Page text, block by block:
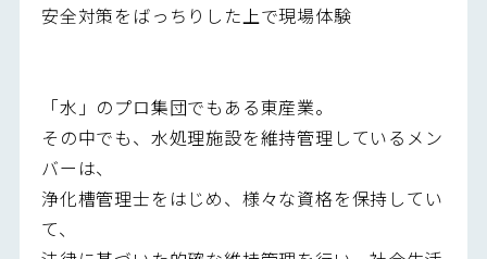
安全対策をばっちりした上で現場体験
「水」のプロ集団でもある東産業。
その中でも、水処理施設を維持管理しているメン
バーは、
浄化槽管理士をはじめ、様々な資格を保持してい
て、